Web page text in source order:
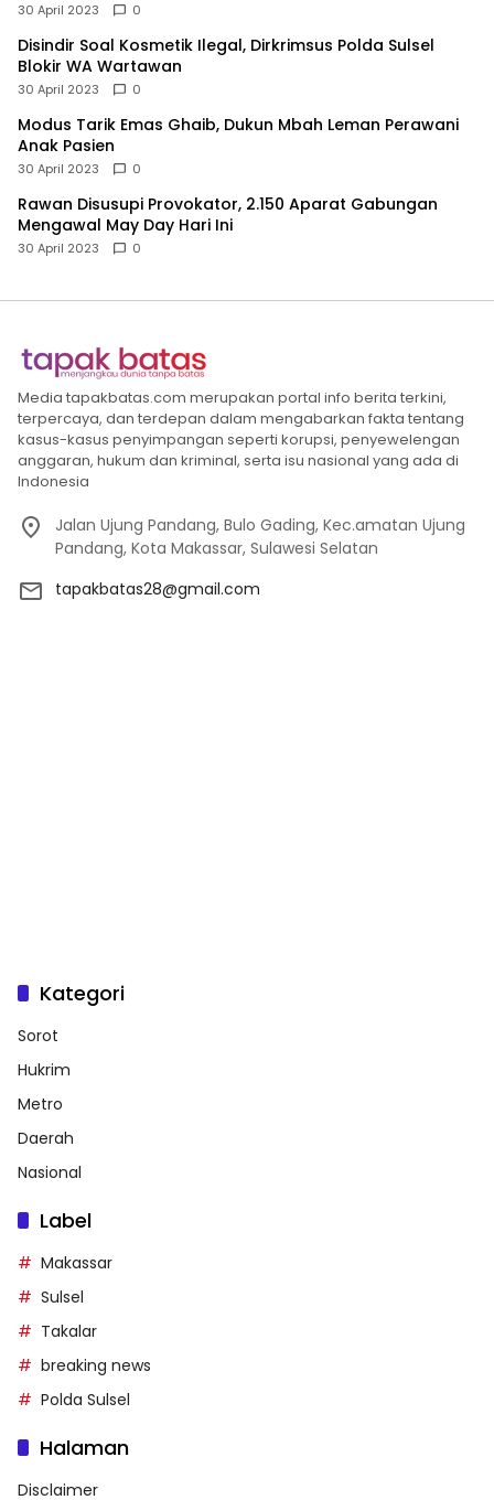
30 April 2023 0
Disindir Soal Kosmetik Ilegal, Dirkrimsus Polda Sulsel
Blokir WA Wartawan
30 April 2023 0
Modus Tarik Emas Ghaib, Dukun Mbah Leman Perawani
Anak Pasien
30 April 2023 0
Rawan Disusupi Provokator, 2.150 Aparat Gabungan
Mengawal May Day Hari Ini
30 April 2023 0
Media tapakbatas.com merupakan portal info berita terkini,
terpercaya, dan terdepan dalam mengabarkan fakta tentang
kasus-kasus penyimpangan seperti korupsi, penyewelengan
anggaran, hukum dan kriminal, serta isu nasional yang ada di
Indonesia
Jalan Ujung Pandang, Bulo Gading, Kec.amatan Ujung
Pandang, Kota Makassar, Sulawesi Selatan
tapakbatas28@gmail.com
Kategori
Sorot
Hukrim
Metro
Daerah
Nasional
Label
Makassar
Sulsel
Takalar
breaking news
Polda Sulsel
Halaman
Disclaimer